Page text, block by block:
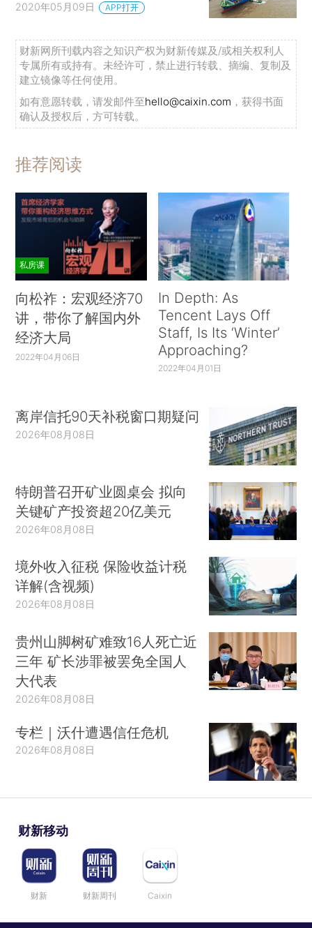
2020年05月09日 APP打开
财新网所刊载内容之知识产权为财新传媒及/或相关权利人
专属所有或持有。未经许可，禁止进行转载、摘编、复制及
建立镜像等任何使用。
如有意愿转载，请发邮件至hello@caixin.com ，获得书面
确认及授权后，方可转载。
推荐阅读
私房课
向松祚：宏观经济70
讲，带你了解国内外
经济大局
2022年04月06日
In Depth: As
Tencent Lays Off
Staff, Is Its ‘Winter’
Approaching?
2022年04月01日
离岸信托90天补税窗口期疑问
2026年08月08日
特朗普召开矿业圆桌会 拟向
关键矿产投资超20亿美元
2026年08月08日
境外收入征税 保险收益计税
详解(含视频)
2026年08月08日
贵州山脚树矿难致16人死亡近
三年 矿长涉罪被罢免全国人
大代表
2026年08月08日
专栏｜沃什遭遇信任危机
2026年08月08日
财新移动
财新 财新周刊 Caixin